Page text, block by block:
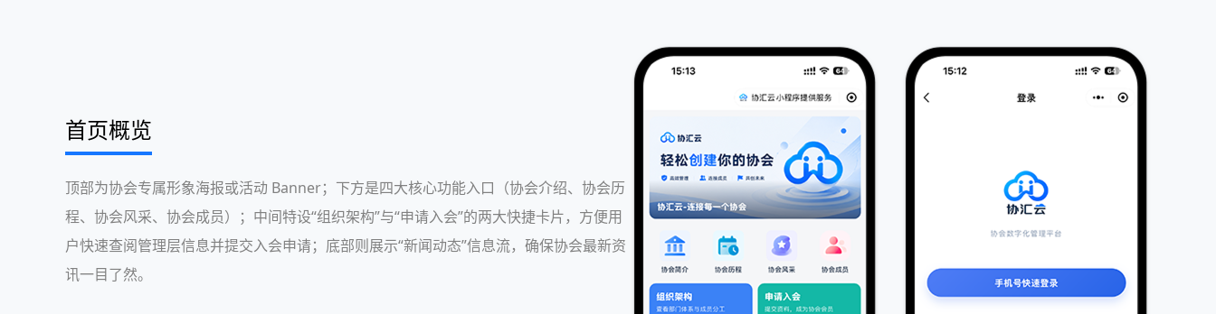
首页概览
顶部为协会专属形象海报或活动 Banner；下方是四大核心功能入口（协会介绍、协会历
程、协会风采、协会成员）；中间特设“组织架构”与“申请入会”的两大快捷卡片，方便用
户快速查阅管理层信息并提交入会申请；底部则展示“新闻动态”信息流，确保协会最新资
讯一目了然。